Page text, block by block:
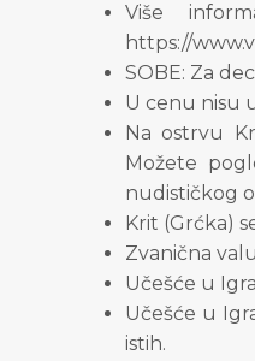
Više
https://
SOBE: Za
U cenu nisu
Na ostrvu
Možete
nudističkog
Krit (Grćka)
Zvanična
Učešće u
Učešće u
istih.